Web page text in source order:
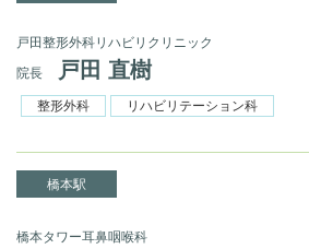
戸田整形外科リハビリクリニック
院長
戸田 直樹
整形外科 リハビリテーション科
橋本駅
橋本タワー耳鼻咽喉科